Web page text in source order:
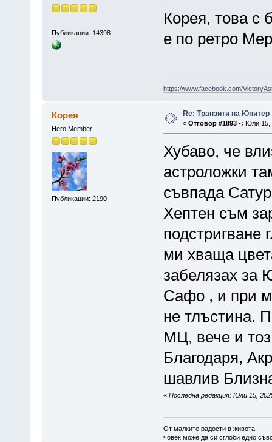
Публикации: 14398
Корея, това с
е по ретро
https://www.facebook.com/
Корея
Hero Member
Публикации: 2190
Re: Транзити на Юпитер
« Отговор #1893 -: Юли 15,
Хубаво, че
астроложки
съвпада
Хептен съм
подстригване
ми хваща
забелязах за
Сафо , и при
не тлъстина.
МЦ, вече и
Благодаря,
шавлив
« Последна редакция: Юли 15,
От малките радости в живота
човек може да си сглоби едно